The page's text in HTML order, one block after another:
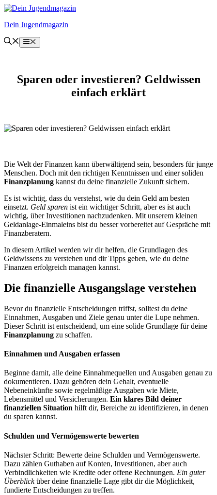
Zum
springen
Dein Jugendmagazin
Menü
Sparen oder investieren? Geldwissen
einfach erklärt
Die Welt der Finanzen kann überwältigend sein, besonders für junge
Menschen. Doch mit den richtigen Kenntnissen und einer soliden
Finanzplanung kannst du deine finanzielle Zukunft sichern.
Es ist wichtig, dass du verstehst, wie du dein Geld am besten
einsetzt. Geld sparen ist ein wichtiger Schritt, aber es ist auch
wichtig, über Investitionen nachzudenken. Mit unserem kleinen
Geldanlage-Einmaleins bist du besser vorbereitet auf Gespräche mit
Finanzberatern.
In diesem Artikel werden wir dir helfen, die Grundlagen des
Geldwissens zu verstehen und dir Tipps geben, wie du deine
Finanzen erfolgreich managen kannst.
Die finanzielle Ausgangslage verstehen
Bevor du finanzielle Entscheidungen triffst, solltest du deine
Einnahmen, Ausgaben und Ziele genau unter die Lupe nehmen.
Dieser Schritt ist entscheidend, um eine solide Grundlage für deine
Finanzplanung zu schaffen.
Einnahmen und Ausgaben erfassen
Beginne damit, alle deine Einnahmequellen und Ausgaben genau zu
dokumentieren. Dazu gehören dein Gehalt, eventuelle
Nebeneinkünfte sowie regelmäßige Ausgaben wie Miete,
Lebensmittel und Versicherungen. Ein klares Bild deiner
finanziellen Situation hilft dir, Bereiche zu identifizieren, in denen
du sparen kannst.
Schulden und Vermögenswerte bewerten
Nächster Schritt: Bewerte deine Schulden und Vermögenswerte.
Dazu zählen Guthaben auf Konten, Investitionen, aber auch
Verbindlichkeiten wie Kredite oder offene Rechnungen. Ein guter
Überblicküber deine finanzielle Lage gibt dir die Möglichkeit,
fundierte Entscheidungen zu treffen.